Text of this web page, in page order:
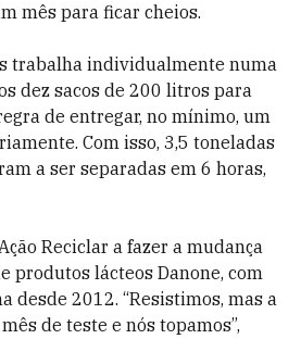
mês para ficar cheios.
trabalha individualmente numa
dez sacos de 200 litros para
de entregar, no mínimo, um
Com isso, 3,5 toneladas
a ser separadas em 6 horas,
Reciclar a fazer a mudança
produtos lácteos Danone, com
desde 2012. “Resistimos, mas a
de teste e nós topamos”,